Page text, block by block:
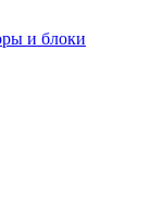
и блоки